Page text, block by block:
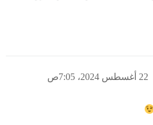
22 أغسطس 2024، 7:05ص